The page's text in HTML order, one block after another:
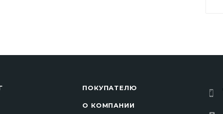
ПОКУПАТЕЛЮ
О КОМПАНИИ